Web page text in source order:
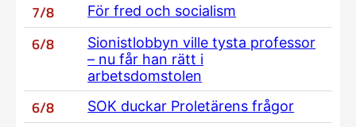
7/8 För fred och socialism
6/8
Sionistlobbyn ville tysta professor
– nu får han rätt i
arbetsdomstolen
6/8 SOK duckar Proletärens frågor